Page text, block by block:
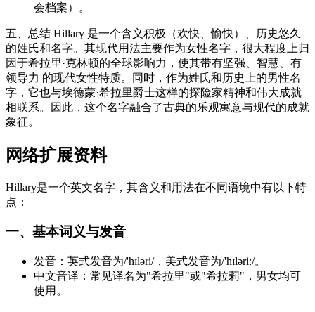
会档案）。
五、总结 Hillary 是一个含义积极（欢快、愉快）、历史悠久
的姓氏和名字。其现代用法主要作为女性名字，很大程度上归
因于希拉里·克林顿的全球影响力，使其带有坚强、智慧、有
领导力 的现代女性特质。同时，作为姓氏和历史上的男性名
字，它也与埃德蒙·希拉里爵士这样的探险家精神和伟大成就
相联系。因此，这个名字融合了古典的乐观寓意与现代的成就
象征。
网络扩展资料
Hillary是一个英文名字，其含义和用法在不同语境中有以下特
点：
一、基本词义与发音
发音：英式发音为/'hɪləri/，美式发音为/'hɪləriː/。
中文音译：常见译名为"希拉里"或"希拉莉"，男女均可
使用。